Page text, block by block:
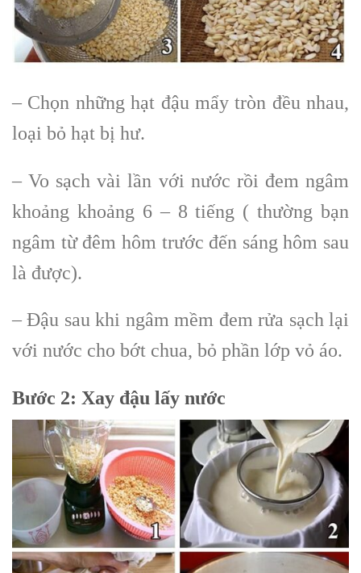
– Chọn những hạt đậu mẩy tròn đều nhau,
loại bỏ hạt bị hư.
– Vo sạch vài lần với nước rồi đem ngâm
khoảng khoảng 6 – 8 tiếng ( thường bạn
ngâm từ đêm hôm trước đến sáng hôm sau
là được).
– Đậu sau khi ngâm mềm đem rửa sạch lại
với nước cho bớt chua, bỏ phần lớp vỏ áo.
Bước 2: Xay đậu lấy nước